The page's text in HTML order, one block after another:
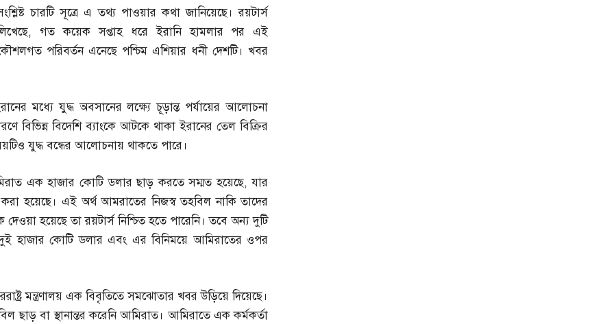
চারটি সূত্রে এ তথ্য পাওয়ার কথা জানিয়েছে। রয়টার্স
, গত কয়েক সপ্তাহ ধরে ইরানি হামলার পর এই
পরিবর্তন এনেছে পশ্চিম এশিয়ার ধনী দেশটি। খবর
মধ্যে যুদ্ধ অবসানের লক্ষ্যে চূড়ান্ত পর্যায়ের আলোচনা
বিভিন্ন বিদেশি ব্যাংকে আটকে থাকা ইরানের তেল বিক্রির
যুদ্ধ বন্ধের আলোচনায় থাকতে পারে।
এক হাজার কোটি ডলার ছাড় করতে সম্মত হয়েছে,যার
হয়েছে। এই অর্থ আমরাতের নিজস্ব তহবিল নাকি তাদের
হয়েছে তা রয়টার্স নিশ্চিত হতে পারেনি। তবে অন্য দুটি
হাজার কোটি ডলার এবং এর বিনিময়ে আমিরাতের ওপর
মন্ত্রণালয় এক বিবৃতিতে সমঝোতার খবর উড়িয়ে দিয়েছে।
ছাড় বা স্থানান্তর করেনি আমিরাত। আমিরাতে এক কর্মকর্তা